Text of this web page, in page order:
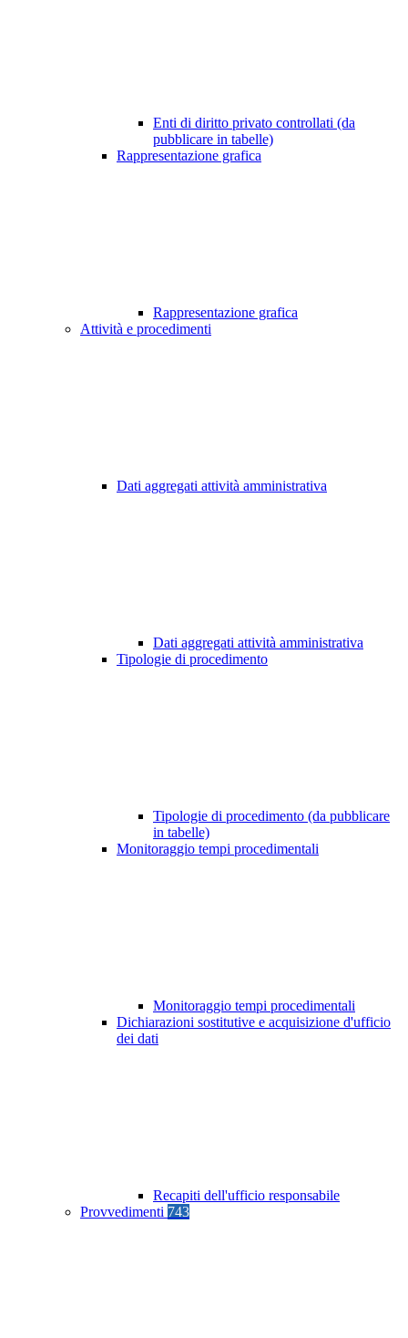
Enti di diritto privato controllati (da
pubblicare in tabelle)
Rappresentazione grafica
Rappresentazione grafica
Attività e procedimenti
Dati aggregati attività amministrativa
Dati aggregati attività amministrativa
Tipologie di procedimento
Tipologie di procedimento (da pubblicare
in tabelle)
Monitoraggio tempi procedimentali
Monitoraggio tempi procedimentali
Dichiarazioni sostitutive e acquisizione d'ufficio
dei dati
Recapiti dell'ufficio responsabile
Provvedimenti 743